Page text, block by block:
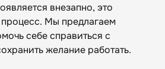
внезапно, это
Мы предлагаем
себе справиться с
желание работать.